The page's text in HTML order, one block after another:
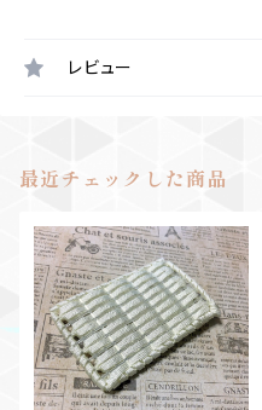
レビュー
最近チェックした商品